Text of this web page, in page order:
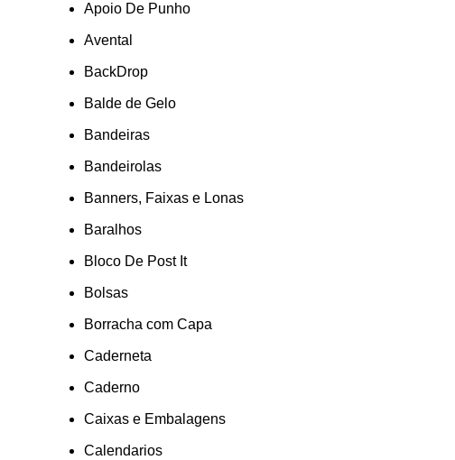
Apoio De Punho
Avental
BackDrop
Balde de Gelo
Bandeiras
Bandeirolas
Banners, Faixas e Lonas
Baralhos
Bloco De Post It
Bolsas
Borracha com Capa
Caderneta
Caderno
Caixas e Embalagens
Calendarios